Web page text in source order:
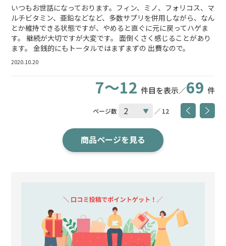
いつもお世話になっております。フィン、ミノ、フォリコス、マ
ルチビタミン、亜鉛などなど、多数サプリを併用しながら、なん
とか維持できる状態ですが、やめると直ぐに元に戻ってハゲま
す。 継続が大切ですが大変です。 面倒くさく感じることがあり
ます。 金銭的にもトータルではまずまずの 出費なので。
2020.10.20
7～12 件目を表示／69 件
ページ数 ／ 12
商品ページを見る